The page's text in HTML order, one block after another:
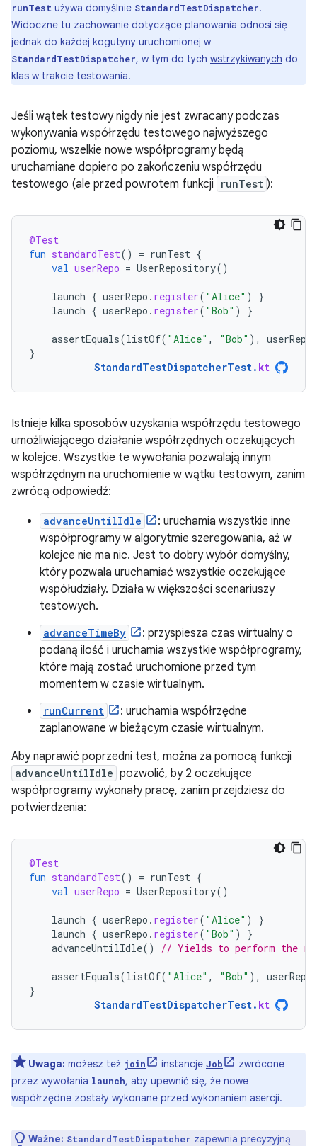
runTest używa domyślnie StandardTestDispatcher.
Widoczne tu zachowanie dotyczące planowania odnosi się
jednak do każdej kogutyny uruchomionej w
StandardTestDispatcher, w tym do tych wstrzykiwanych do
klas w trakcie testowania.
Jeśli wątek testowy nigdy nie jest zwracany podczas
wykonywania współrzędu testowego najwyższego
poziomu, wszelkie nowe współprogramy będą
uruchamiane dopiero po zakończeniu współrzędu
testowego (ale przed powrotem funkcji
runTest ):
@Test
fun standardTest() = runTest {
val userRepo = UserRepository()
launch { userRepo . register( "Alice" )
}
launch { userRepo . register( "Bob" ) }
assertEquals(listOf( "Alice" , "Bob" ), userRepo
}
StandardTestDispatcherTest. kt
Istnieje kilka sposobów uzyskania współrzędu testowego
umożliwiającego działanie współrzędnych oczekujących
w kolejce. Wszystkie te wywołania pozwalają innym
współrzędnym na uruchomienie w wątku testowym, zanim
zwrócą odpowiedź:
advanceUntilIdle
: uruchamia wszystkie inne
współprogramy w algorytmie szeregowania, aż w
kolejce nie ma nic. Jest to dobry wybór domyślny,
który pozwala uruchamiać wszystkie oczekujące
współudziały. Działa w większości scenariuszy
testowych.
advanceTimeBy
: przyspiesza czas wirtualny o
podaną ilość i uruchamia wszystkie współprogramy,
które mają zostać uruchomione przed tym
momentem w czasie wirtualnym.
runCurrent
: uruchamia współrzędne
zaplanowane w bieżącym czasie wirtualnym.
Aby naprawić poprzedni test, można za pomocą funkcji
advanceUntilIdle pozwolić, by 2 oczekujące
współprogramy wykonały pracę, zanim przejdziesz do
potwierdzenia:
@Test
fun standardTest() = runTest {
val userRepo = UserRepository()
launch { userRepo . register( "Alice" )
}
launch { userRepo . register( "Bob" )
}
advanceUntilIdle() // Yields to perform the
assertEquals(listOf( "Alice" , "Bob" ), userRepo
}
StandardTestDispatcherTest. kt
Uwaga: możesz też join instancje Job
zwrócone
przez wywołania launch, aby upewnić się, że nowe
współrzędne zostały wykonane przed wykonaniem asercji.
Ważne: StandardTestDispatcher zapewnia precyzyjną